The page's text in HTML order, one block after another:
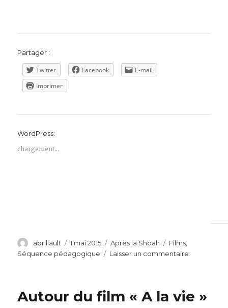
Partager :
Twitter Facebook
E-mail
Imprimer
WordPress:
chargement…
Auteur
abrillault
Publié
le
1 mai 2015 Catégories
Après la Shoah Étiquettes
Films
Séquence pédagogique
Laisser un commentaire
silence »
Autour du film « A la vie »